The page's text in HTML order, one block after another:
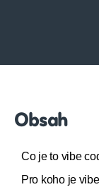
Obsah
Co je to vibe
Pro koho je